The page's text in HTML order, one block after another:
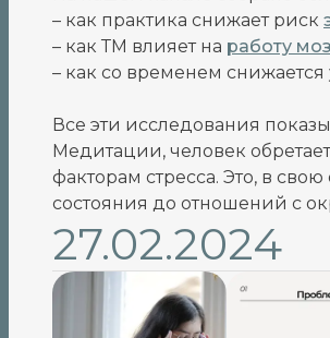
– как практика снижает риск
– как ТМ влияет на работу
– как со временем снижается
Все эти исследования
Медитации, человек
факторам стресса. Это, в
состояния до отношений с
27.02.2024